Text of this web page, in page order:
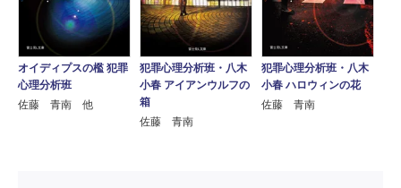
オイディプスの檻 犯罪
心理分析班
佐藤 青南 他
犯罪心理分析班・八木
小春 アイアンウルフの
箱
佐藤 青南
犯罪心理分析班・八木
小春 ハロウィンの花
佐藤 青南